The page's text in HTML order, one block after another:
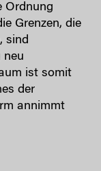
Ordnung
Grenzen, die
sind
neu
ist somit
der
annimmt